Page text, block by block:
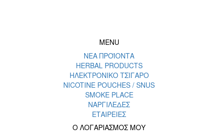
MENU
ΝΕΑ ΠΡΟΪΟΝΤΑ
HERBAL PRODUCTS
ΗΛΕΚΤΡΟΝΙΚΟ ΤΣΙΓΑΡΟ
NICOTINE POUCHES / SNUS
SMOKE PLACE
ΝΑΡΓΙΛΕΔΕΣ
ΕΤΑΙΡΕΙΕΣ
Ο ΛΟΓΑΡΙΑΣΜΟΣ ΜΟΥ